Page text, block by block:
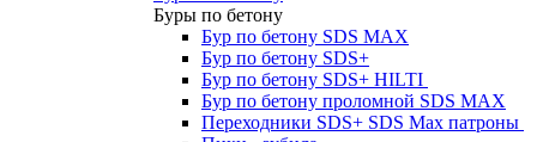
Буры по бетону
Бур по бетону SDS MAX
Бур по бетону SDS+
Бур по бетону SDS+ HILTI
Бур по бетону проломной SDS MAX
Переходники SDS+ SDS Max патроны